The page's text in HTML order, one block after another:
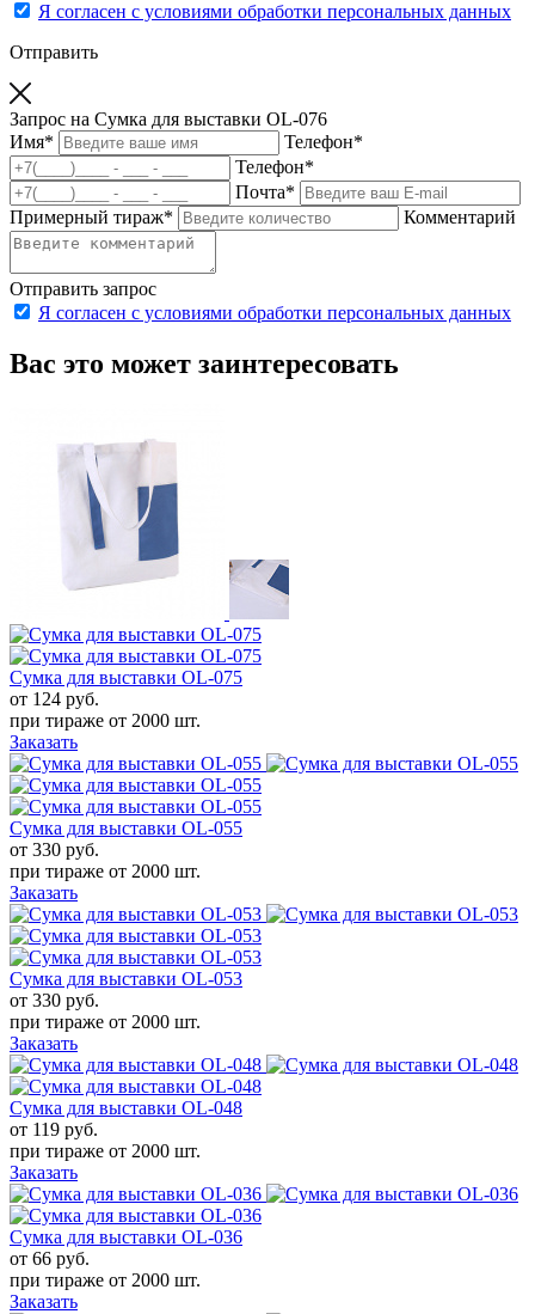
Я согласен с условиями обработки персональных данных
Отправить
Запрос на Сумка для выставки OL-076
Имя* Телефон*
Телефон*
Почта*
Примерный тираж* Комментарий
Отправить запрос
Я согласен с условиями обработки персональных данных
Вас это может заинтересовать
Сумка для выставки OL-075
от 124 руб.
при тираже от 2000 шт.
Заказать
Сумка для выставки OL-055
от 330 руб.
при тираже от 2000 шт.
Заказать
Сумка для выставки OL-053
от 330 руб.
при тираже от 2000 шт.
Заказать
Сумка для выставки OL-048
от 119 руб.
при тираже от 2000 шт.
Заказать
Сумка для выставки OL-036
от 66 руб.
при тираже от 2000 шт.
Заказать